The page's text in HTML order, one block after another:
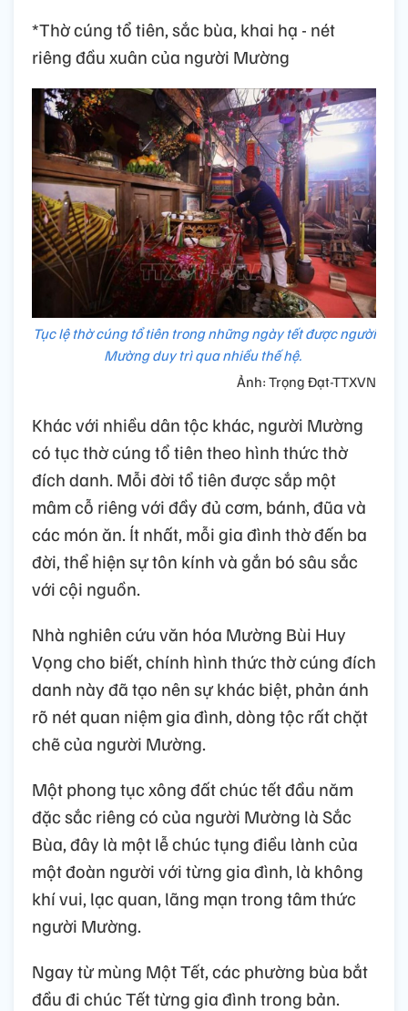
*Thờ cúng tổ tiên, sắc bùa, khai hạ - nét
riêng đầu xuân của người Mường
Tục lệ thờ cúng tổ tiên trong những ngày tết được người
Mường duy trì qua nhiều thế hệ.
Ảnh: Trọng Đạt-TTXVN
Khác với nhiều dân tộc khác, người Mường
có tục thờ cúng tổ tiên theo hình thức thờ
đích danh. Mỗi đời tổ tiên được sắp một
mâm cỗ riêng với đầy đủ cơm, bánh, đũa và
các món ăn. Ít nhất, mỗi gia đình thờ đến ba
đời, thể hiện sự tôn kính và gắn bó sâu sắc
với cội nguồn.
Nhà nghiên cứu văn hóa Mường Bùi Huy
Vọng cho biết, chính hình thức thờ cúng đích
danh này đã tạo nên sự khác biệt, phản ánh
rõ nét quan niệm gia đình, dòng tộc rất chặt
chẽ của người Mường.
Một phong tục xông đất chúc tết đầu năm
đặc sắc riêng có của người Mường là Sắc
Bùa, đây là một lễ chúc tụng điều lành của
một đoàn người với từng gia đình, là không
khí vui, lạc quan, lãng mạn trong tâm thức
người Mường.
Ngay từ mùng Một Tết, các phường bùa bắt
đầu đi chúc Tết từng gia đình trong bản.